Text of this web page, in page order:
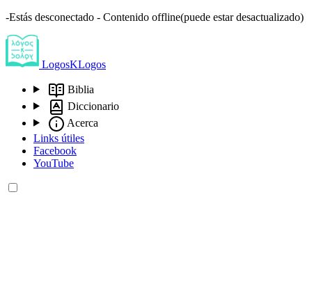
-Estás desconectado - Contenido offline(puede estar desactualizado)
LogosKLogos
Biblia
Diccionario
Acerca
Links útiles
Facebook
YouTube